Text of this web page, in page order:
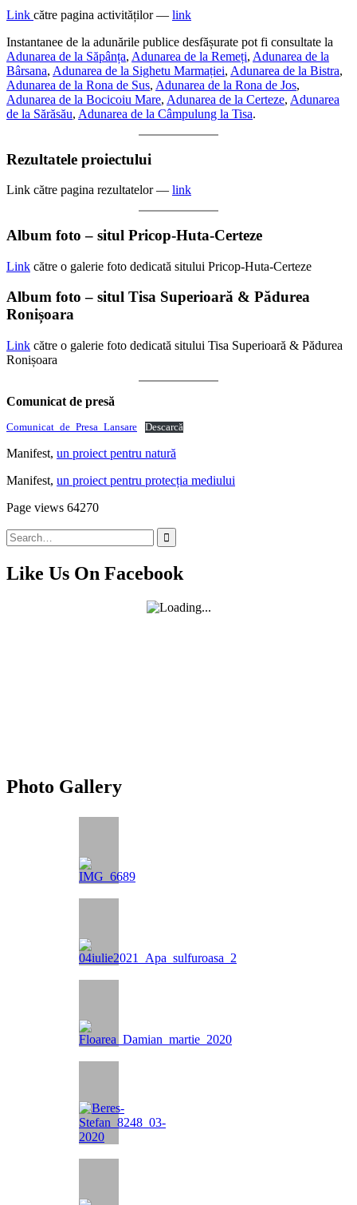
Link către pagina activităților — link
Instantanee de la adunările publice desfășurate pot fi consultate la
Adunarea de la Săpânța, Adunarea de la Remeți, Adunarea de la
Bârsana, Adunarea de la Sighetu Marmației, Adunarea de la Bistra,
Adunarea de la Rona de Sus, Adunarea de la Rona de Jos,
Adunarea de la Bocicoiu Mare, Adunarea de la Certeze, Adunarea
de la Sărăsău, Adunarea de la Câmpulung la Tisa.
Rezultatele proiectului
Link către pagina rezultatelor — link
Album foto – situl Pricop-Huta-Certeze
Link către o galerie foto dedicată sitului Pricop-Huta-Certeze
Album foto – situl Tisa Superioară & Pădurea
Ronișoara
Link către o galerie foto dedicată sitului Tisa Superioară & Pădurea
Ronișoara
Comunicat de presă
Comunicat_de_Presa_Lansare Descarcă
Manifest, un proiect pentru natură
Manifest, un proiect pentru protecția mediului
Page views 64270
Search
for:
Like Us On Facebook
Photo Gallery